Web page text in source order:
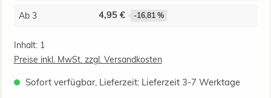
Ab 3 4,95 € -16,81 %
Inhalt: 1
Preise inkl. MwSt. zzgl. Versandkosten
Sofort verfügbar, Lieferzeit: Lieferzeit 3-7 Werktage